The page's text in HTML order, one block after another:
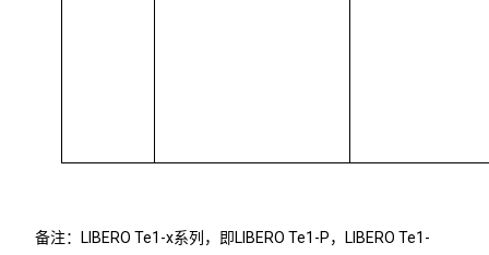
备注：LIBERO Te1-x系列，即LIBERO Te1-P，LIBERO Te1-